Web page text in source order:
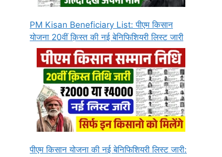
PM Kisan Beneficiary List: पीएम किसान
योजना 20वीं क़िस्त की नई बेनिफिशियरी लिस्ट जारी
पीएम किसान योजना की नई बेनिफिशियरी लिस्ट जारी: